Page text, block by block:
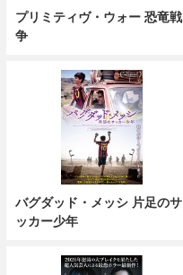
プリミティヴ・ウォー 恐竜戦
争
バグダッド・メッシ 片足のサ
ッカー少年